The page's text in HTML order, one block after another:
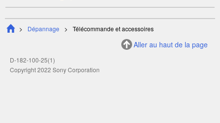
Dépannage Télécommande et accessoires
Aller au haut de la page
D-182-100-25(1)
Copyright 2022 Sony Corporation